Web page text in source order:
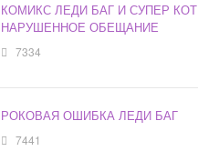
КОМИКС ЛЕДИ БАГ И СУПЕР КОТ
НАРУШЕННОЕ ОБЕЩАНИЕ
7334
РОКОВАЯ ОШИБКА ЛЕДИ БАГ
7441